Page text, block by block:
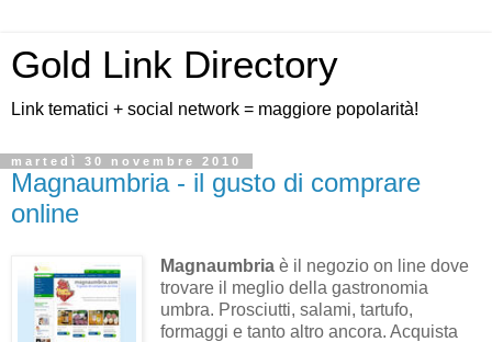
Gold Link Directory
Link tematici + social network = maggiore popolarità!
martedì 30 novembre 2010
Magnaumbria - il gusto di comprare
online
Magnaumbriaè il negozio on line dove
trovare il meglio della gastronomia
umbra. Prosciutti, salami, tartufo,
formaggi e tanto altro ancora. Acquista